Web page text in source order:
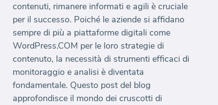
contenuti, rimanere informati e agili è cruciale
per il successo. Poiché le aziende si affidano
sempre di più a piattaforme digitali come
WordPress.COM per le loro strategie di
contenuto, la necessità di strumenti efficaci di
monitoraggio e analisi è diventata
fondamentale. Questo post del blog
approfondisce il mondo dei cruscotti di